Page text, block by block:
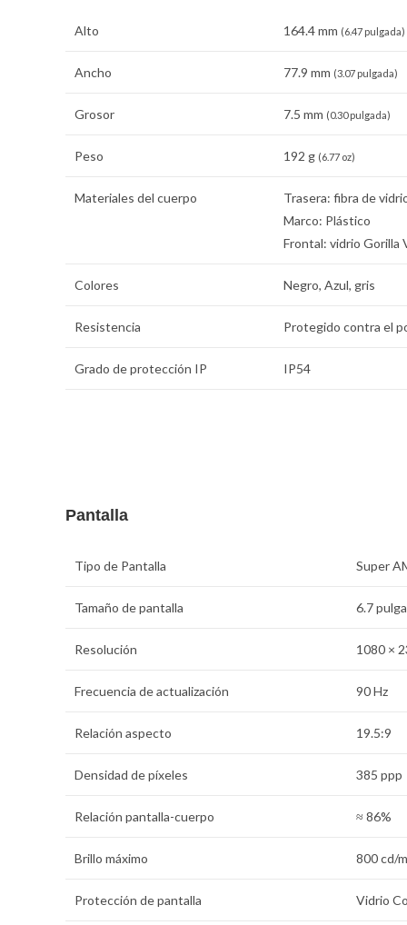
Alto 164.4 mm (6.47 pulgada)
Ancho 77.9 mm (3.07 pulgada)
Grosor 7.5 mm (0.30 pulgada)
Peso 192 g (6.77 oz)
Materiales del cuerpo
Trasera: fibra de
Marco: Plástico
Frontal: vidrio Gorilla
Colores Negro, Azul, gris
Resistencia Protegido contra el
Grado de protección IP IP54
Pantalla
Tipo de Pantalla Super
Tamaño de pantalla 6.7
Resolución 1080 ×
Frecuencia de actualización 90 Hz
Relación aspecto 19.5:9
Densidad de pí­xeles 385 ppp
Relación pantalla-cuerpo ≈ 86%
Brillo máximo 800 cd/
Protección de pantalla Vidrio